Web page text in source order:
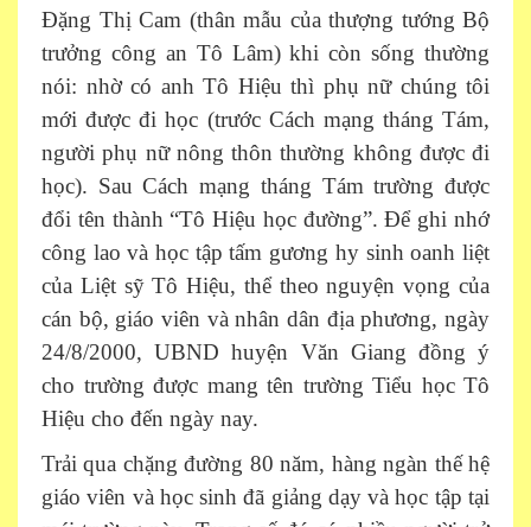
Đặng Thị Cam (thân mẫu của thượng tướng Bộ
trưởng công an Tô Lâm) khi còn sống thường
nói: nhờ có anh Tô Hiệu thì phụ nữ chúng tôi
mới được đi học (trước Cách mạng tháng Tám,
người phụ nữ nông thôn thường không được đi
học). Sau Cách mạng tháng Tám trường được
đổi tên thành “Tô Hiệu học đường”. Để ghi nhớ
công lao và học tập tấm gương hy sinh oanh liệt
của Liệt sỹ Tô Hiệu, thể theo nguyện vọng của
cán bộ, giáo viên và nhân dân địa phương, ngày
24/8/2000, UBND huyện Văn Giang đồng ý
cho trường được mang tên trường Tiểu học Tô
Hiệu cho đến ngày nay.
Trải qua chặng đường 80 năm, hàng ngàn thế hệ
giáo viên và học sinh đã giảng dạy và học tập tại